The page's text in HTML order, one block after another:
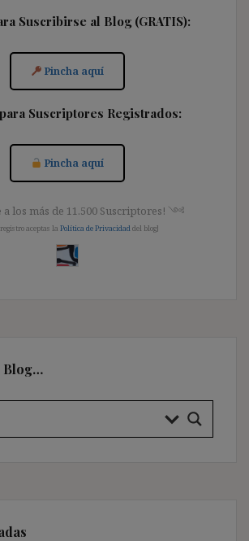
Suscribirse al Blog (GRATIS):
Pincha aquí
Suscriptores Registrados:
Pincha aquí
los más de 11.500 Suscriptores! ༺
aceptas la Política de Privacidad del blog]
Blog…